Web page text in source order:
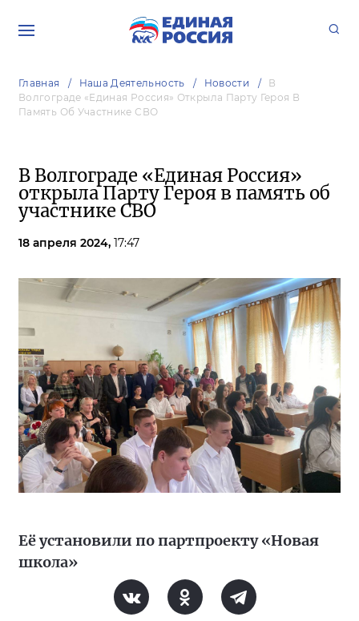
Главная Наша Деятельность Новости
В
Волгограде «Единая Россия» Открыла Парту Героя В
Память Об Участнике СВО
В Волгограде «Единая Россия»
открыла Парту Героя в память об
участнике СВО
18 апреля 2024, 17:47
Её установили по партпроекту «Новая
школа»